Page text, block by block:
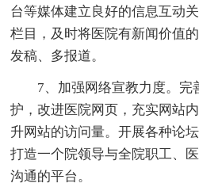
台等媒体建立良好的信息互动
栏目，及时将医院有新闻价值
发稿、多报道。
7、加强网络宣教力度。完
护，改进医院网页，充实网站
升网站的访问量。开展各种论
打造一个院领导与全院职工、
沟通的平台。